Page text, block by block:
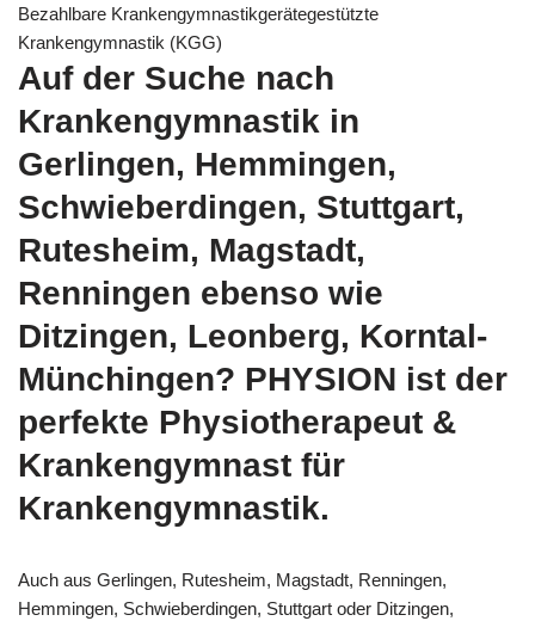
Bezahlbare Krankengymnastikgerätegestützte
Krankengymnastik (KGG)
Auf der Suche nach
Krankengymnastik in
Gerlingen, Hemmingen,
Schwieberdingen, Stuttgart,
Rutesheim, Magstadt,
Renningen ebenso wie
Ditzingen, Leonberg, Korntal-
Münchingen? PHYSION ist der
perfekte Physiotherapeut &
Krankengymnast für
Krankengymnastik.
Auch aus Gerlingen, Rutesheim, Magstadt, Renningen,
Hemmingen, Schwieberdingen, Stuttgart oder Ditzingen,